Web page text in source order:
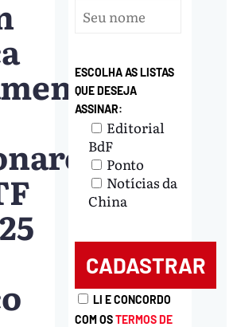
ESCOLHA AS LISTAS
QUE DESEJA
ASSINAR:
Editorial
BdF
Ponto
Notícias da
China
LI E CONCORDO
COM OSTERMOS DE